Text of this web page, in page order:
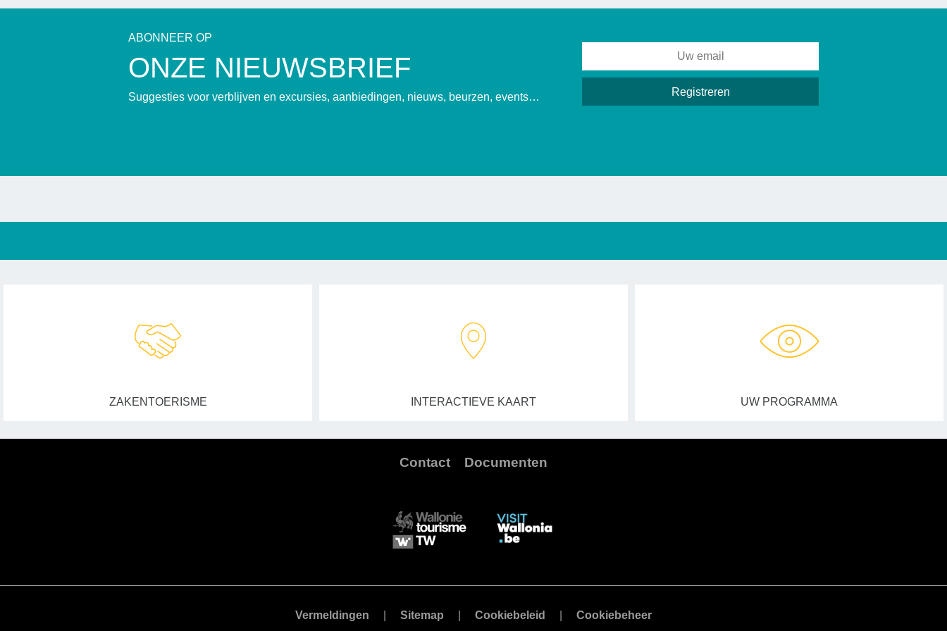
ABONNEER OP
ONZE NIEUWSBRIEF
Suggesties voor verblijven en excursies, aanbiedingen, nieuws, beurzen, events…
ZAKENTOERISME INTERACTIEVE KAART UW PROGRAMMA
Contact Documenten
Vermeldingen Sitemap Cookiebeleid Cookiebeheer